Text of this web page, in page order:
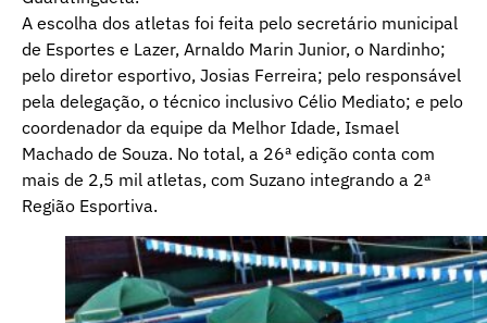
A escolha dos atletas foi feita pelo secretário municipal
de Esportes e Lazer, Arnaldo Marin Junior, o Nardinho;
pelo diretor esportivo, Josias Ferreira; pelo responsável
pela delegação, o técnico inclusivo Célio Mediato; e pelo
coordenador da equipe da Melhor Idade, Ismael
Machado de Souza. No total, a 26ª edição conta com
mais de 2,5 mil atletas, com Suzano integrando a 2ª
Região Esportiva.